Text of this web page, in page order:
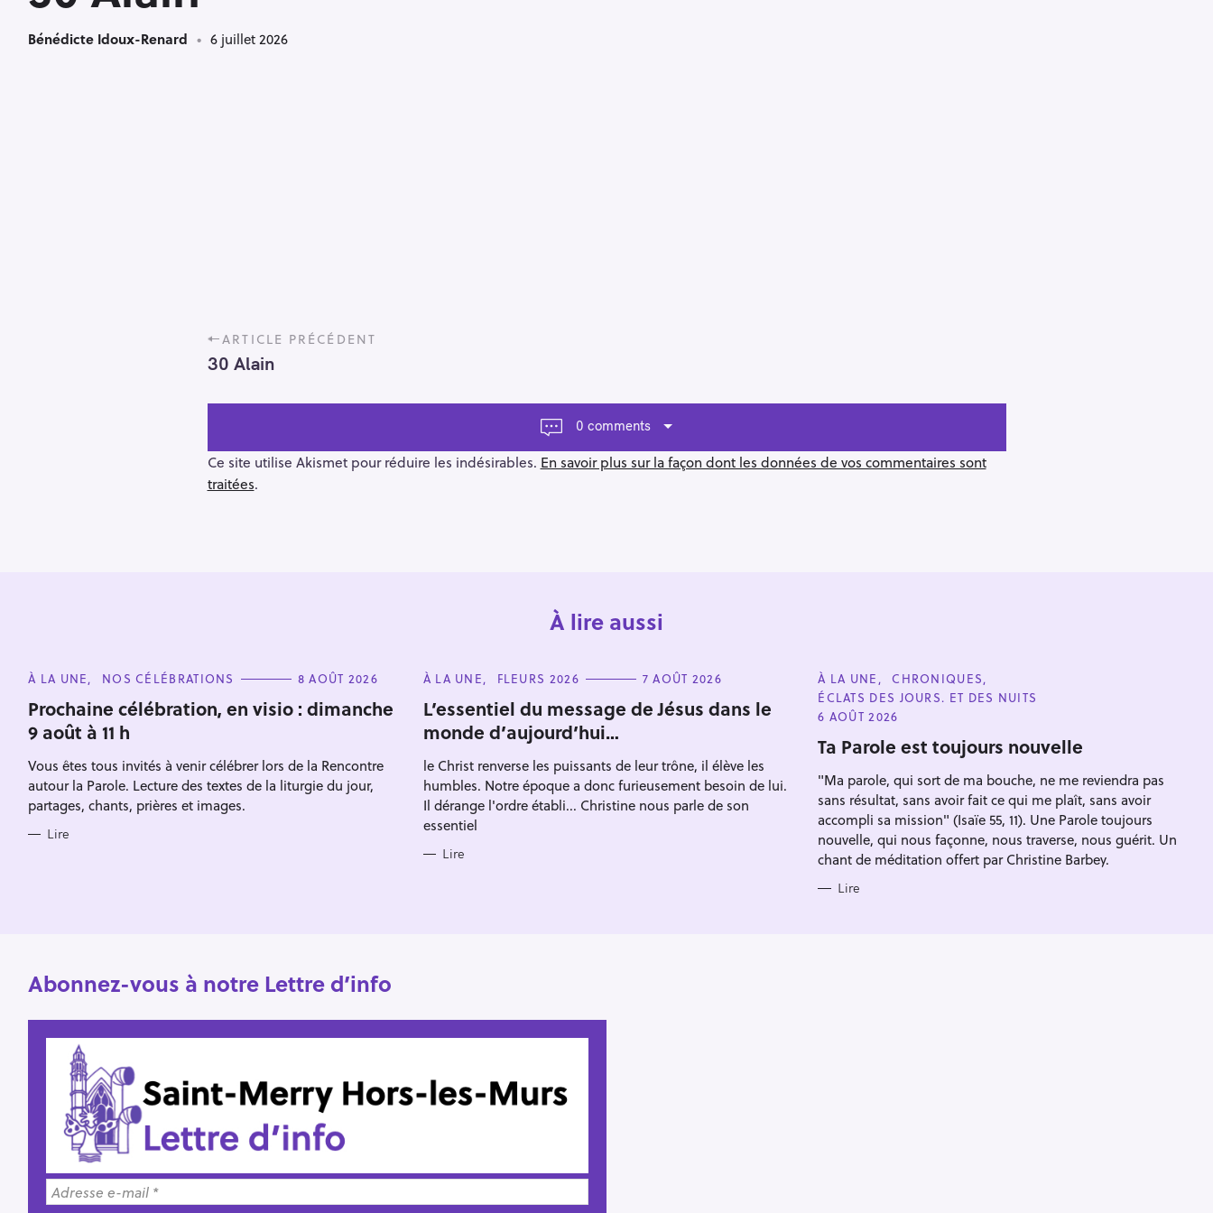
Bénédicte Idoux-Renard 6 juillet 2026
P
o
s
t
v
i
ARTICLE PRÉCÉDENT
30 Alain
0 comments
Ce site utilise Akismet pour réduire les indésirables. En savoir plus sur la façon dont les données de vos commentaires sont
traitées.
À lire aussi
C
T
E
G
O
I
S
À LA UNE NOS CÉLÉBRATIONS 8 AOÛT 2026
Prochaine célébration, en visio : dimanche
9 août à 11 h
Vous êtes tous invités à venir célébrer lors de la Rencontre
autour la Parole. Lecture des textes de la liturgie du jour,
partages, chants, prières et images.
Lire
C
T
E
G
O
I
E
S
À LA UNE FLEURS 2026 7 AOÛT 2026
L’essentiel du message de Jésus dans le
monde d’aujourd’hui…
le Christ renverse les puissants de leur trône, il élève les
humbles. Notre époque a donc furieusement besoin de lui.
Il dérange l'ordre établi... Christine nous parle de son
essentiel
Lire
C
A
T
E
O
R
E
S
À LA UNE
CHRONIQUES
ÉCLATS DES JOURS. ET DES NUITS
6 AOÛT 2026
Ta Parole est toujours nouvelle
"Ma parole, qui sort de ma bouche, ne me reviendra pas
sans résultat, sans avoir fait ce qui me plaît, sans avoir
accompli sa mission" (Isaïe 55, 11). Une Parole toujours
nouvelle, qui nous façonne, nous traverse, nous guérit. Un
chant de méditation offert par Christine Barbey.
Lire
Abonnez-vous à notre Lettre d’info
c
h
e
r
c
h
Pour effacer la recherche appuyez sur
Escape